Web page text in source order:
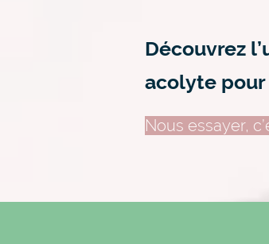
Découvrez
acolyte pour
Nous essayer,